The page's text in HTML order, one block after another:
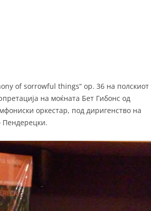
of sorrowful things“ op. 36 на полскиот
на моќната Бет Гибонс од
оркестар, под диригенство на